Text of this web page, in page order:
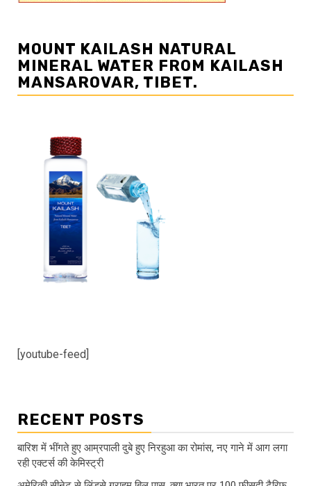
MOUNT KAILASH NATURAL
MINERAL WATER FROM KAILASH
MANSAROVAR, TIBET.
[youtube-feed]
RECENT POSTS
बारिश में भींगते हुए आम्रपाली दुबे हुए निरहुआ का रोमांस, नए गाने में आग लगा
रही एक्टर्स की केमिस्ट्री